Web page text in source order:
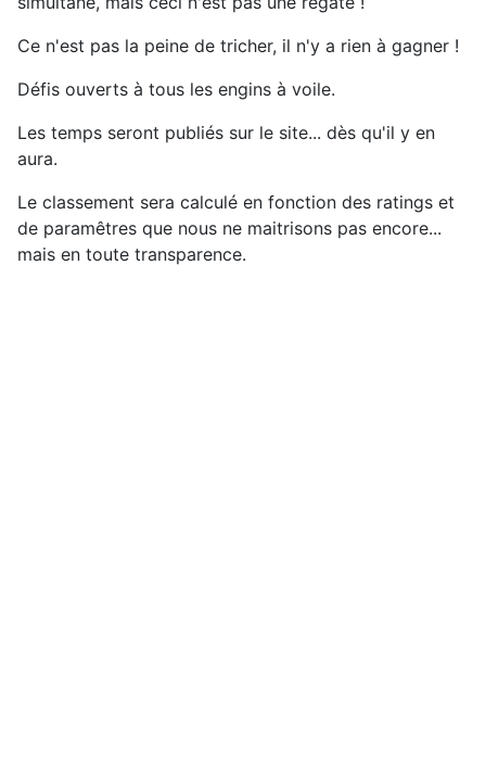
Ce n'est pas la peine de tricher, il n'y a rien à gagner !
Défis ouverts à tous les engins à voile.
Les temps seront publiés sur le site... dès qu'il y en
aura.
Le classement sera calculé en fonction des ratings et
de paramêtres que nous ne maitrisons pas encore...
mais en toute transparence.